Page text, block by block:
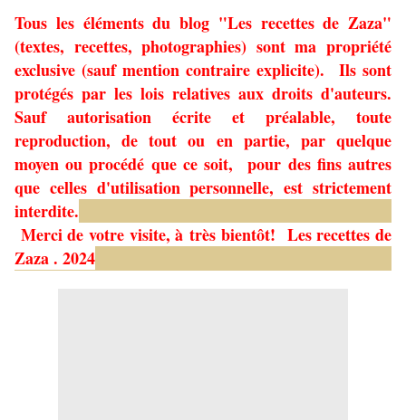
Tous les éléments du blog "Les recettes de Zaza"
(textes, recettes, photographies) sont ma propriété
exclusive (sauf mention contraire explicite). Ils sont
protégés par les lois relatives aux droits d'auteurs.
Sauf autorisation écrite et préalable, toute
reproduction, de tout ou en partie, par quelque
moyen ou procédé que ce soit, pour des fins autres
que celles d'utilisation personnelle, est strictement
interdite.
Merci de votre visite, à très bientôt! Les recettes de
Zaza . 2024